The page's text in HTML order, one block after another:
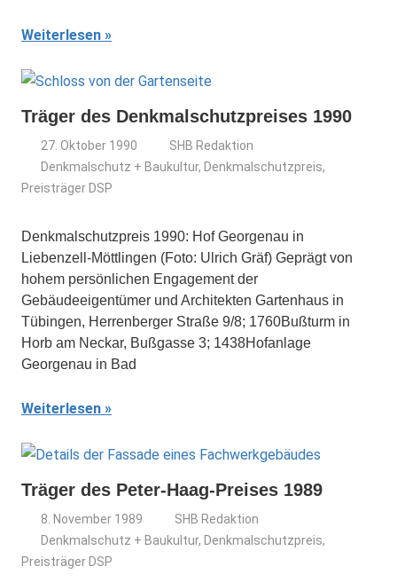
Weiterlesen
Träger des Denkmalschutzpreises 1990
27. Oktober 1990
SHB Redaktion
Denkmalschutz + Baukultur, Denkmalschutzpreis,
Preisträger DSP
Denkmalschutzpreis 1990: Hof Georgenau in
Liebenzell-Möttlingen (Foto: Ulrich Gräf) Geprägt von
hohem persönlichen Engagement der
Gebäudeeigentümer und Architekten Gartenhaus in
Tübingen, Herrenberger Straße 9/8; 1760Bußturm in
Horb am Neckar, Bußgasse 3; 1438Hofanlage
Georgenau in Bad
Weiterlesen
Träger des Peter-Haag-Preises 1989
8. November 1989
SHB Redaktion
Denkmalschutz + Baukultur, Denkmalschutzpreis,
Preisträger DSP